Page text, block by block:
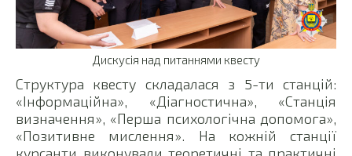
Дискусія над питаннями квесту
Структура квесту складалася з 5-ти станцій:
«Інформаційна», «Діагностична», «Станція
визначення», «Перша психологічна допомога»,
«Позитивне мислення». На кожній станції